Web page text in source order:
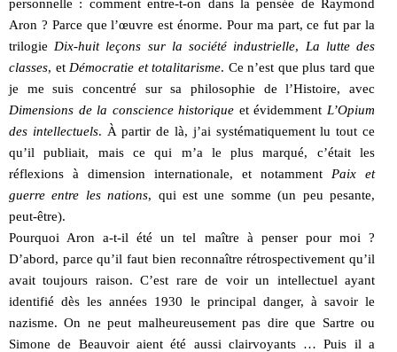
personnelle : comment entre-t-on dans la pensée de Raymond
Aron ? Parce que l’œuvre est énorme. Pour ma part, ce fut par la
trilogie Dix-huit leçons sur la société industrielle, La lutte des
classes, et Démocratie et totalitarisme. Ce n’est que plus tard que
je me suis concentré sur sa philosophie de l’Histoire, avec
Dimensions de la conscience historique et évidemment L’Opium
des intellectuels. À partir de là, j’ai systématiquement lu tout ce
qu’il publiait, mais ce qui m’a le plus marqué, c’était les
réflexions à dimension internationale, et notamment Paix et
guerre entre les nations, qui est une somme (un peu pesante,
peut-être).
Pourquoi Aron a-t-il été un tel maître à penser pour moi ?
D’abord, parce qu’il faut bien reconnaître rétrospectivement qu’il
avait toujours raison. C’est rare de voir un intellectuel ayant
identifié dès les années 1930 le principal danger, à savoir le
nazisme. On ne peut malheureusement pas dire que Sartre ou
Simone de Beauvoir aient été aussi clairvoyants … Puis il a